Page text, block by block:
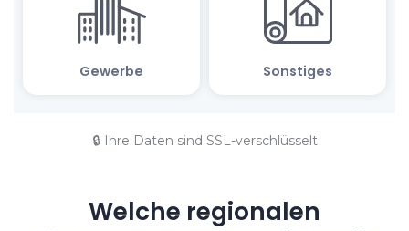
🔒 Ihre Daten sind SSL-verschlüsselt
Welche regionalen